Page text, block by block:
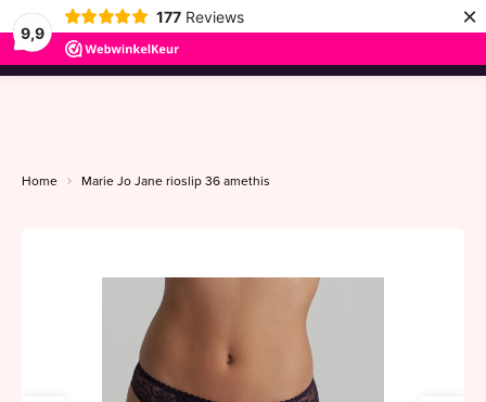
9,9
177 Reviews ×
menu
Home Marie Jo Jane rioslip 36 amethis